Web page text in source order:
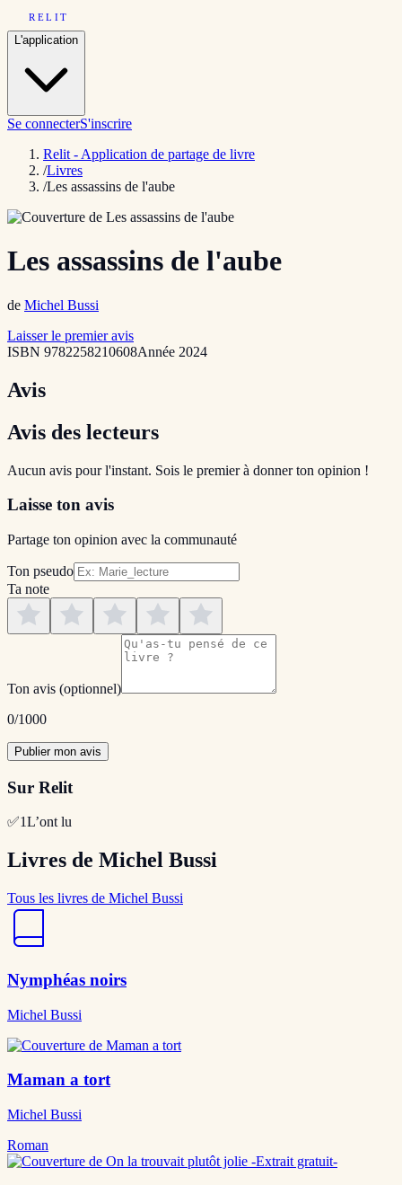
RELIT
L'application
Se connecterS'inscrire
Relit - Application de partage de livre
/Livres
/Les assassins de l'aube
Les assassins de l'aube
de Michel Bussi
Laisser le premier avis
ISBN 9782258210608Année 2024
Avis
Avis des lecteurs
Aucun avis pour l'instant. Sois le premier à donner ton opinion !
Laisse ton avis
Partage ton opinion avec la communauté
Ton pseudo
Ta note
Ton avis (optionnel)
0/1000
Publier mon avis
Sur Relit
✅1L’ont lu
Livres de Michel Bussi
Tous les livres de Michel Bussi
Nymphéas noirs
Michel Bussi
Maman a tort
Michel Bussi
Roman